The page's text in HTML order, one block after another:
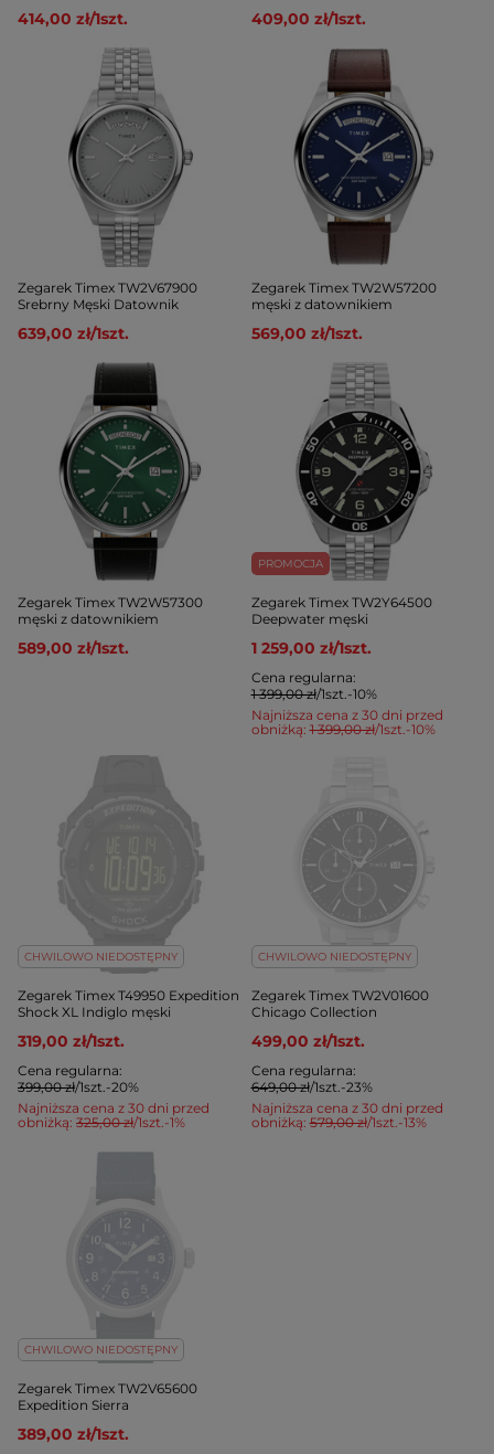
414,00 zł/1szt. 409,00 zł/1szt.
Zegarek Timex TW2V67900
Srebrny Męski Datownik
639,00 zł/1szt.
Zegarek Timex TW2W57200
męski z datownikiem
569,00 zł/1szt.
Zegarek Timex TW2W57300
męski z datownikiem
589,00 zł/1szt.
PROMOCJA
Zegarek Timex TW2Y64500
Deepwater męski
1 259,00 zł/1szt.
Najniższa cena z 30 dni przed
obniżką:1 399,00 zł/1szt.-10%
Cena regularna:
1 399,00 zł/1szt.-10%
CHWILOWO NIEDOSTĘPNY
Zegarek Timex T49950 Expedition
Shock XL Indiglo męski
319,00 zł/1szt.
Najniższa cena z 30 dni przed
obniżką: 325,00 zł/1szt.-1%
Cena regularna:
399,00 zł/1szt.-20%
CHWILOWO NIEDOSTĘPNY
Zegarek Timex TW2V01600
Chicago Collection
499,00 zł/1szt.
Najniższa cena z 30 dni przed
obniżką:579,00 zł/1szt.-13%
Cena regularna:
649,00 zł/1szt.-23%
CHWILOWO NIEDOSTĘPNY
Zegarek Timex TW2V65600
Expedition Sierra
389,00 zł/1szt.